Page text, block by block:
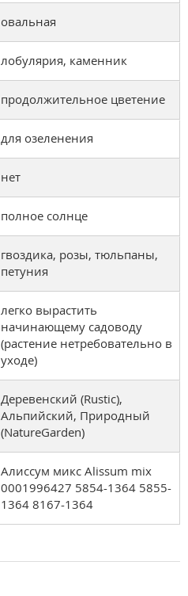
овальная
лобулярия, каменник
продолжительное цветение
для озеленения
нет
полное солнце
гвоздика, розы, тюльпаны,
петуния
легко вырастить
начинающему садоводу
(растение нетребовательно в
уходе)
Деревенский (Rustic),
Альпийский, Природный
(NatureGarden)
Алиссум микс Alissum mix
0001996427 5854-1364 5855-
1364 8167-1364